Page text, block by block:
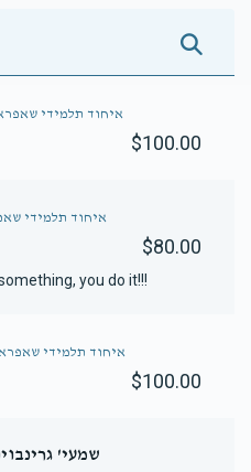
איחוד תלמידי
$100.00
איחוד תלמידי
$80.00
you do it!!!
איחוד תלמידי
$100.00
שמעי'